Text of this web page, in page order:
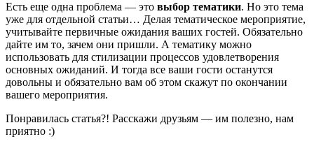
Есть еще одна проблема — это выбор тематики. Но это тема
уже для отдельной статьи… Делая тематическое мероприятие,
учитывайте первичные ожидания ваших гостей. Обязательно
дайте им то, зачем они пришли. А тематику можно
использовать для стилизации процессов удовлетворения
основных ожиданий. И тогда все ваши гости останутся
довольны и обязательно вам об этом скажут по окончании
вашего мероприятия.
Понравилась статья?! Расскажи друзьям — им полезно, нам
приятно :)